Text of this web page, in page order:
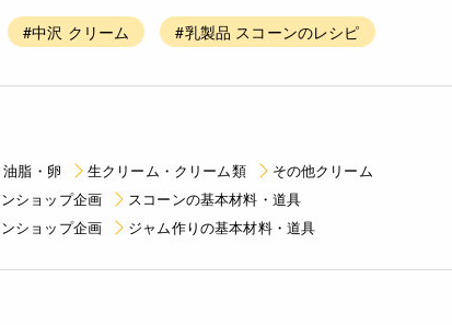
#中沢 クリーム #乳製品 スコーンのレシピ
脂・卵 生クリーム・クリーム類
その他クリーム
ショップ企画
スコーンの基本材料・道具
ショップ企画 ジャム作りの基本材料・道具